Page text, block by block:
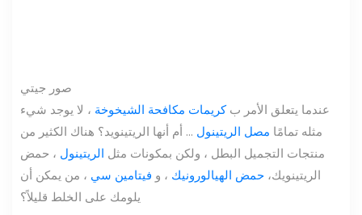
صور جيتي
عندما يتعلق الأمر بكريمات مكافحة الشيخوخة ، لا يوجد شيء
مثله تمامًا مصل الريتينول ... أم أنها الريتينويد؟ هناك الكثير من
منتجات التجميل البطل ، ولكن بمكونات مثل الريتينول ، حمض
الريتينويك، حمض الهيالورونيك ، و فيتامين سي ، من يمكن أن
يلومك على الخلط قليلاً؟